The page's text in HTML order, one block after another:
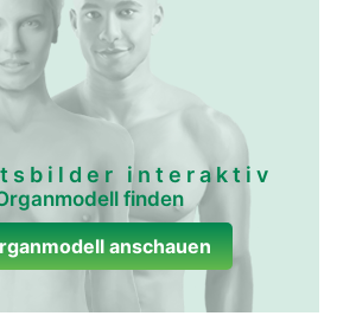
interaktiv
finden
anschauen